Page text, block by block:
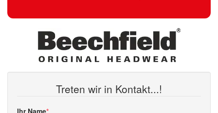
Treten wir in Kontakt...!
Ihr Name